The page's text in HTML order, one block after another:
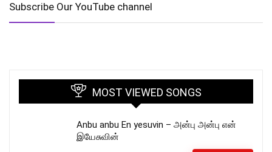
Subscribe Our YouTube channel
MOST VIEWED SONGS
Anbu anbu En yesuvin – அன்பு அன்பு என்
இயேசுவின்